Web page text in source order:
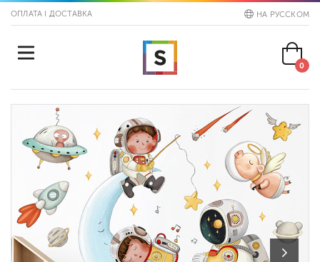
ОПЛАТА І ДОСТАВКА НА РУССКОМ
0